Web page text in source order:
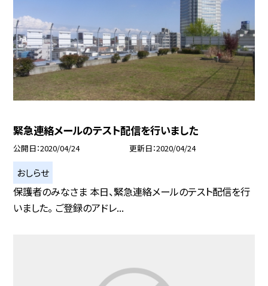
緊急連絡メールのテスト配信を行いました
公開日 2020/04/24 更新日 2020/04/24
おしらせ
保護者のみなさま 本日、緊急連絡メールのテスト配信を行
いました。 ご登録のアドレ...